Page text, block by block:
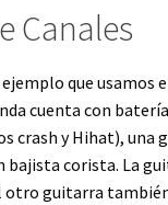
Canales
que usamos
cuenta con batería
crash y Hihat), una
bajista corista. La
otro guitarra